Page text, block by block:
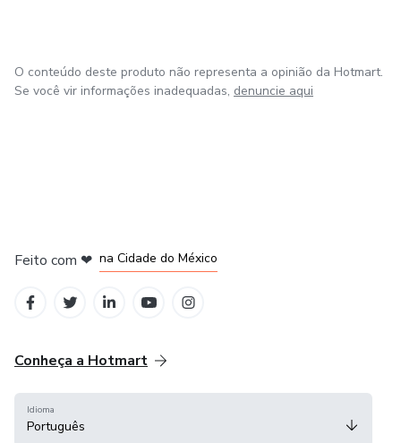
O conteúdo deste produto não representa a opinião da Hotmart.
Se você vir informações inadequadas, denuncie aqui
Feito com ❤ na Cidade do México
Conheça a Hotmart
Idioma
Português